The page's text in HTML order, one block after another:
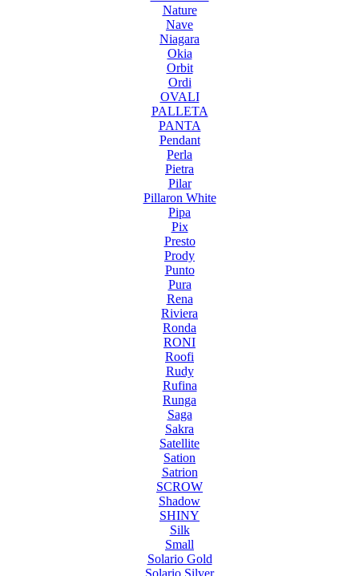
Nature
Nave
Niagara
Okia
Orbit
Ordi
OVALI
PALLETA
PANTA
Pendant
Perla
Pietra
Pilar
Pillaron White
Pipa
Pix
Presto
Prody
Punto
Pura
Rena
Riviera
Ronda
RONI
Roofi
Rudy
Rufina
Runga
Saga
Sakra
Satellite
Sation
Satrion
SCROW
Shadow
SHINY
Silk
Small
Solario Gold
Solario Silver